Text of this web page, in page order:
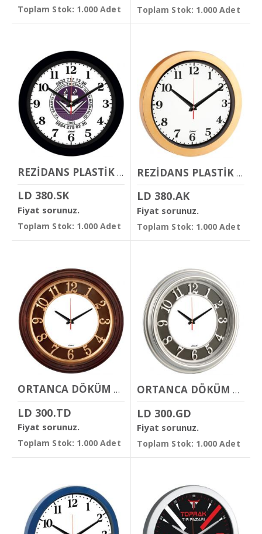
Toplam Stok: 1.000 Adet Toplam Stok: 1.000 Adet
REZİDANS PLASTİK DUVAR SAATİ
LD 380.SK
Fiyat sorunuz.
Toplam Stok: 1.000 Adet
REZİDANS PLASTİK DUVAR SAATİ
LD 380.AK
Fiyat sorunuz.
Toplam Stok: 1.000 Adet
ORTANCA DÖKÜM KADRANLI DUVAR SAATİ
LD 300.TD
Fiyat sorunuz.
Toplam Stok: 1.000 Adet
ORTANCA DÖKÜM KADRANLI DUVAR SAATİ
LD 300.GD
Fiyat sorunuz.
Toplam Stok: 1.000 Adet